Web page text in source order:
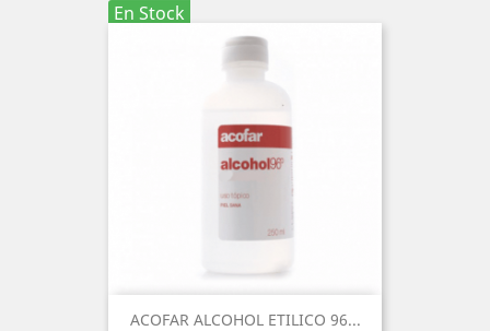
En Stock
ACOFAR ALCOHOL ETILICO 96...